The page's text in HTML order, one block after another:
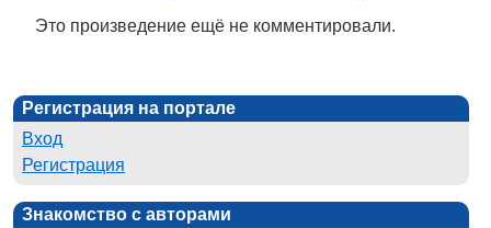
Это произведение ещё не комментировали.
Регистрация на портале
Вход
Регистрация
Знакомство с авторами